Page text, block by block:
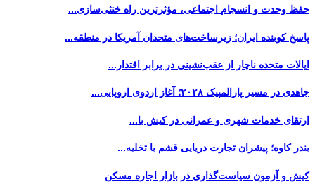
حفظ وحدت و انسجام اجتماعی، مؤثرترین راه خنثی‌سازی...
پاسخ کوبنده ایران؛ زیرساخت‌های متحدان آمریکا در منطقه...
ایالات متحده ناچار از عقب‌نشینی در برابر اقتدار...
جاهدی در مسیر پارالمپیک ۲۰۲۸؛ آغاز اردوی اروپایی...
ارتقای خدمات شهری و عمرانی در کیش با...
بندر کاوه؛ پیشران تجارت دریایی قشم با تخلیه...
کیش و آزمون سیاست‌گذاری در بازار اجاره مسکن